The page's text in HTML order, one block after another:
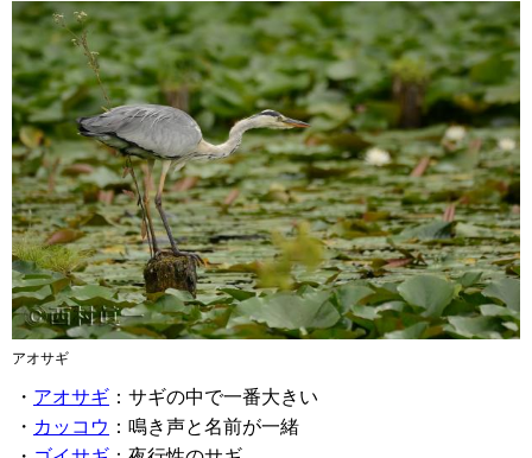
・ アオサギ ：サギの中で一番大きい
・ カッコウ ：鳴き声と名前が一緒
アオサギ